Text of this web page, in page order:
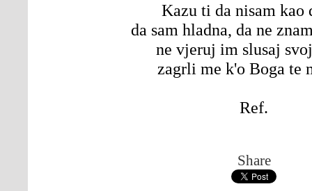
Kazu ti da nisam kao
da sam hladna, da ne
ne vjeruj im slusaj
zagrli me k'o Boga te
Ref.
Share